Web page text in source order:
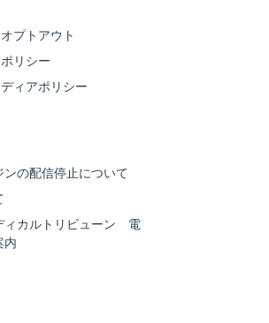
プトアウト
リシー
ィアポリシー
ンの配信停止について
ィカルトリビューン 電
内